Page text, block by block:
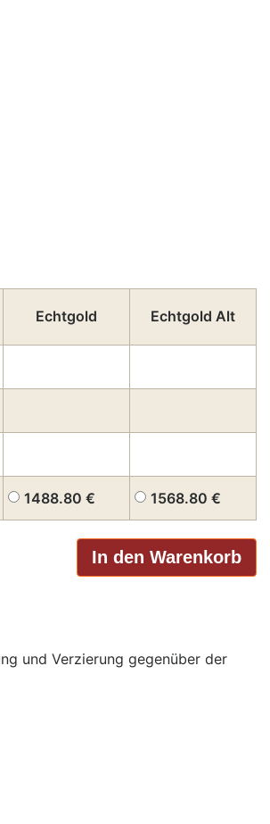
Echtgold Echtgold Alt
1488.80 € 1568.80 €
und Verzierung gegenüber der